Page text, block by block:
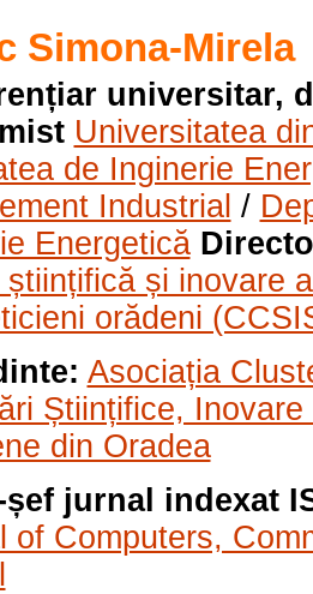
Simona-Mirela
universitar,
Universitatea
de Inginerie
Industrial /
Energetică
științifică și inovare
orădeni
Asociația
Științifice, Inovare
din Oradea
jurnal indexat
of Computers,